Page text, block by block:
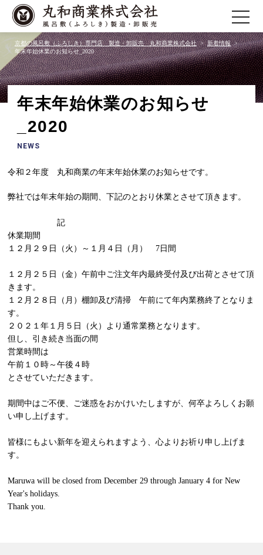
toggle
京都の風呂敷（ふろしき）専門店 製造・卸販売 丸和商業株式会社
新着情報
年末年始休業のお知らせ_2020
年末年始休業のお知らせ
_2020
NEWS
令和２年度 丸和商業の年末年始休業のお知らせです。
弊社では年末年始の期間、下記のとおり休業とさせて頂きます。
記
休業期間
１２月２９日（火）～１月４日（月） 7日間
１２月２５日（金）午前中ご注文年内最終受付及び出荷とさせて頂
きます。
１２月２８日（月）棚卸及び清掃 午前にて年内業務終了となりま
す。
２０２１年１月５日（火）より通常業務となります。
但し、引き続き当面の間
営業時間は
午前１０時～午後４時
とさせていただきます。
期間中はご不便、ご迷惑をおかけいたしますが、何卒よろしくお願
い申し上げます。
皆様にもよい新年を迎えられますよう、心よりお祈り申し上げま
す。
Maruwa will be closed from December 29 through January 4 for New
Year's holidays.
Thank you.